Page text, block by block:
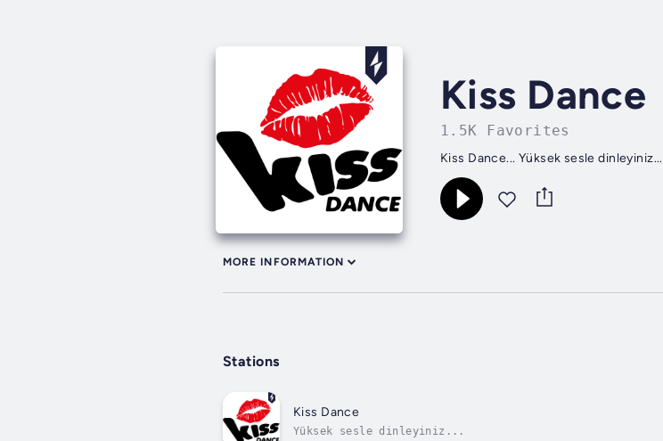
Kiss Dance
1.5K Favorites
Kiss Dance... Yüksek sesle dinleyiniz...
MORE INFORMATION
Stations
Kiss Dance
Yüksek sesle dinleyiniz...